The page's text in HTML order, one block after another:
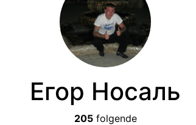
Егор Носаль
205folgende